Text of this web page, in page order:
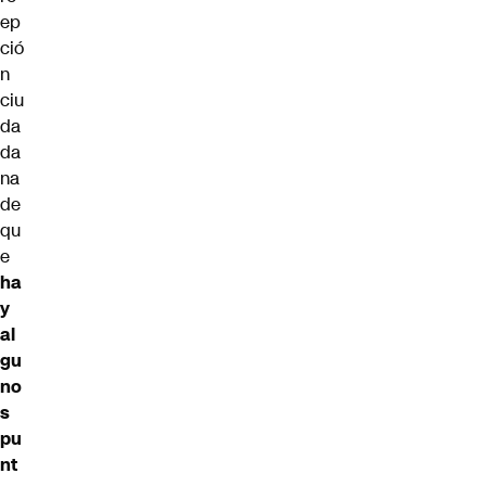
ep
ció
n
ciu
da
da
na
de
qu
e
ha
y
al
gu
no
s
pu
nt